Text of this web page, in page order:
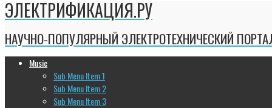
ЭЛЕКТРИФИКАЦИЯ.РУ
НАУЧНО-ПОПУЛЯРНЫЙ ЭЛЕКТРОТЕХНИЧЕСКИЙ
Music
Sub Menu Item 1
Sub Menu Item 2
Sub Menu Item 3